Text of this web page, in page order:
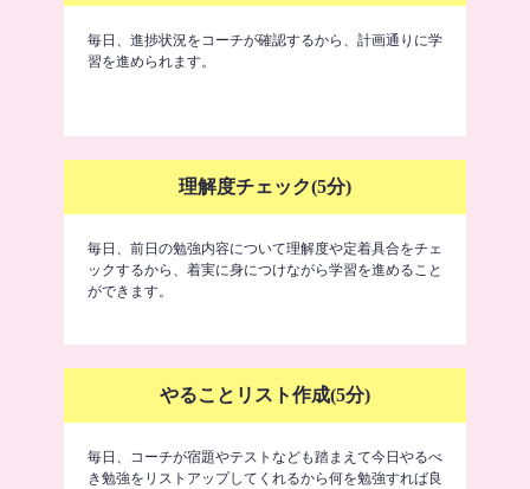
毎日、進捗状況をコーチが確認するから、計画通りに学
習を進められます。
理解度チェック(5分)
毎日、前日の勉強内容について理解度や定着具合をチェ
ックするから、着実に身につけながら学習を進めること
ができます。
やることリスト作成(5分)
毎日、コーチが宿題やテストなども踏まえて今日やるべ
き勉強をリストアップしてくれるから何を勉強すれば良